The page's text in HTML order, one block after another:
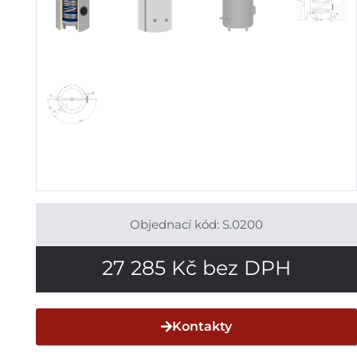
Objednací kód: S.0200
27 285 Kč bez DPH
Kontakty